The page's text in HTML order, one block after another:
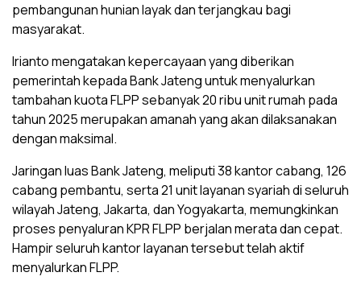
pembangunan hunian layak dan terjangkau bagi
masyarakat.
Irianto mengatakan kepercayaan yang diberikan
pemerintah kepada Bank Jateng untuk menyalurkan
tambahan kuota FLPP sebanyak 20 ribu unit rumah pada
tahun 2025 merupakan amanah yang akan dilaksanakan
dengan maksimal.
Jaringan luas Bank Jateng, meliputi 38 kantor cabang, 126
cabang pembantu, serta 21 unit layanan syariah di seluruh
wilayah Jateng, Jakarta, dan Yogyakarta, memungkinkan
proses penyaluran KPR FLPP berjalan merata dan cepat.
Hampir seluruh kantor layanan tersebut telah aktif
menyalurkan FLPP.